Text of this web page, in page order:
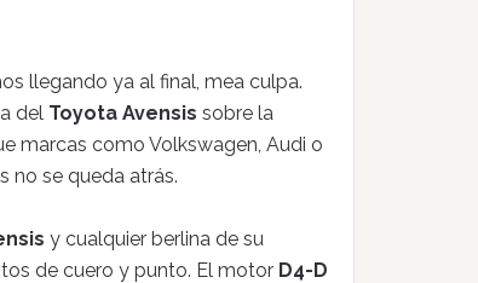
llegando ya al final, mea culpa.
del Toyota Avensis sobre la
marcas como Volkswagen, Audi o
no se queda atrás.
y cualquier berlina de su
de cuero y punto. El motor D4-D